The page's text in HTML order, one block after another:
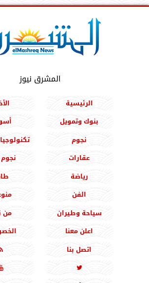
المشرق نيوز
الرئيسية
بنوك وتمويل
نجوم
عقارات
رياضة
الفن
سياحة وطيران
من
اعلن معنا
اتصل بنا
